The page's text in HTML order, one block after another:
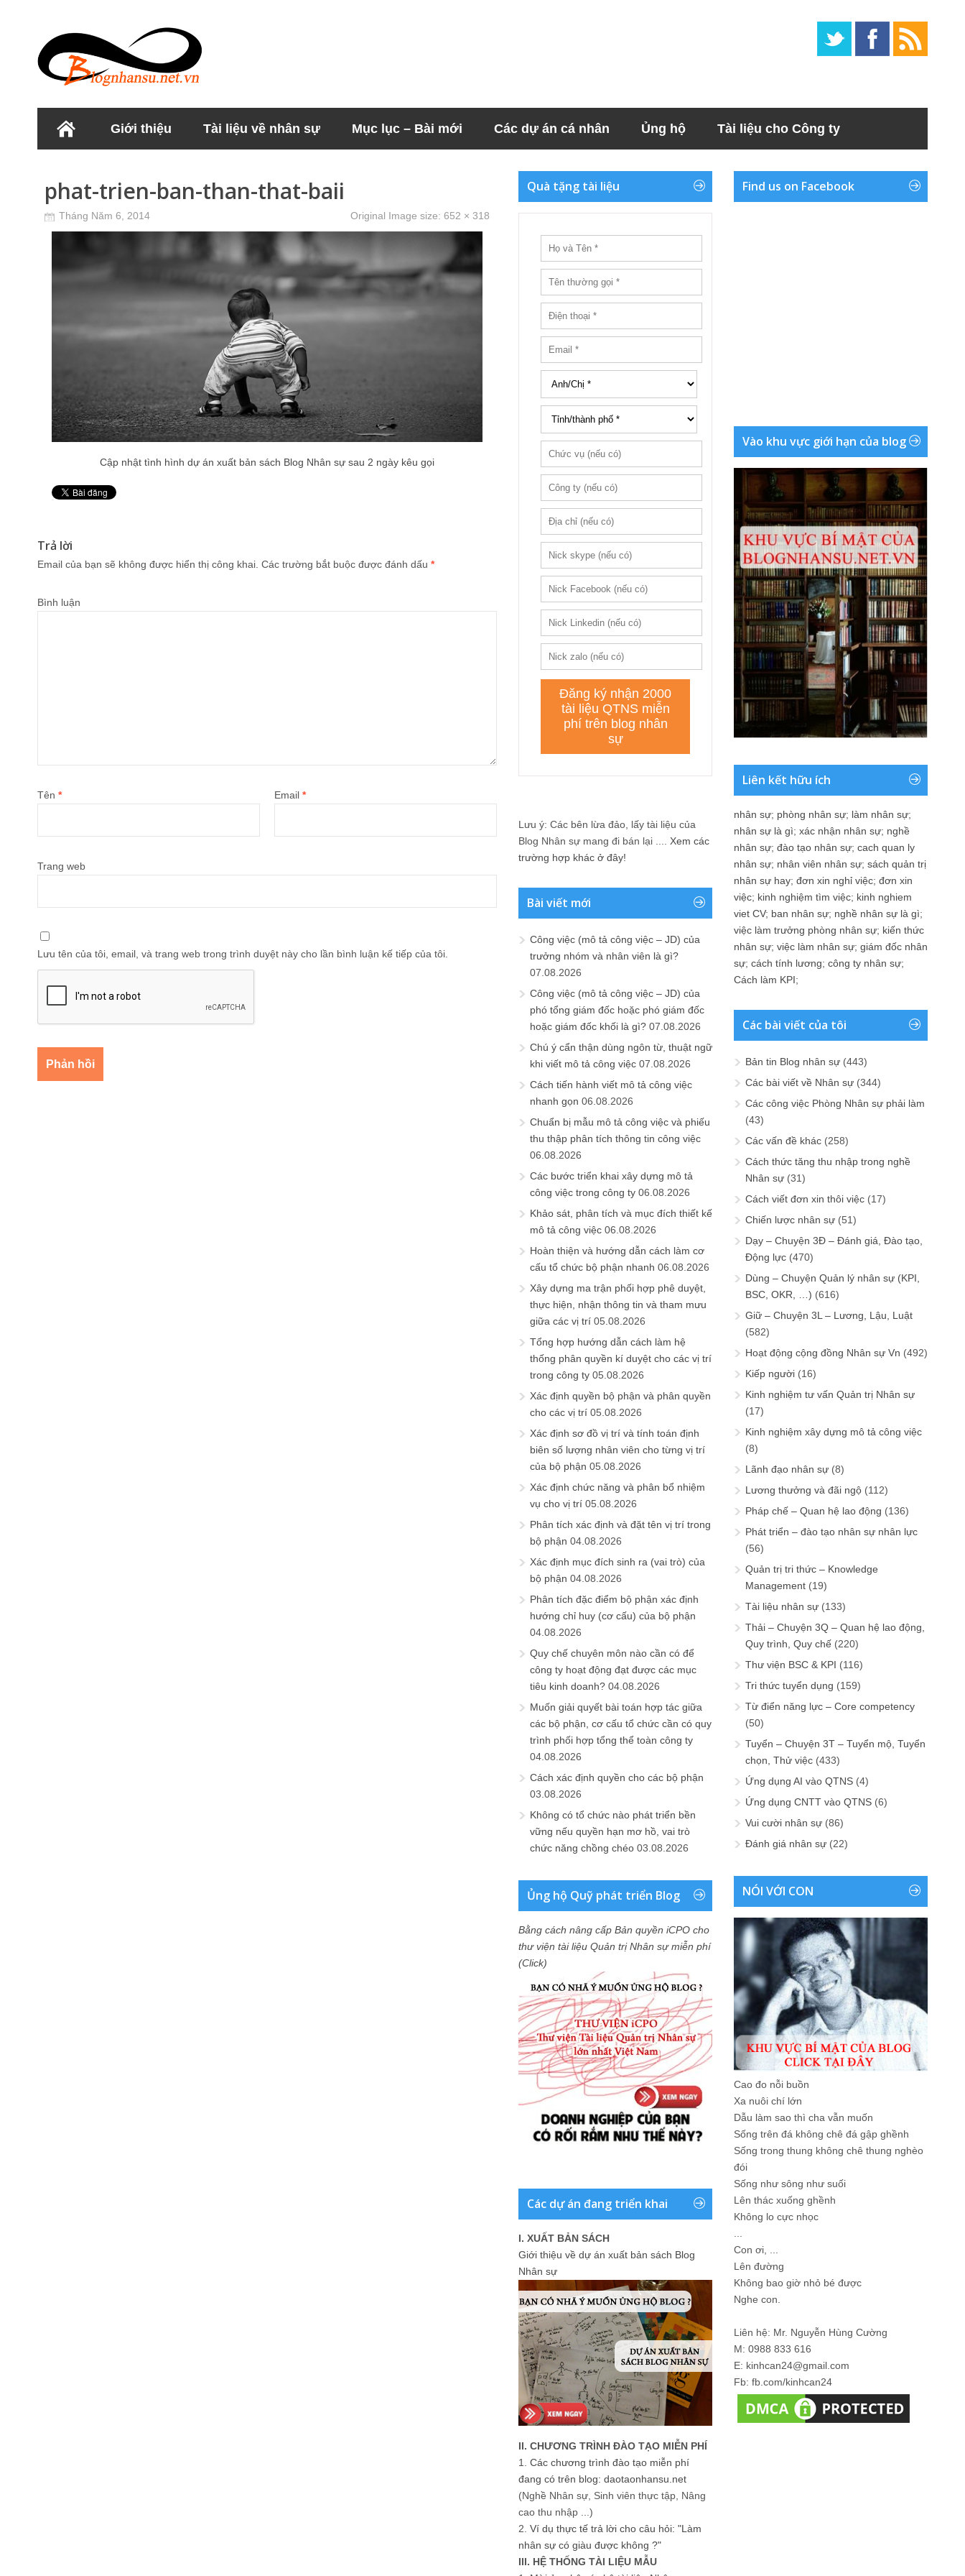
Giới thiệu Tài liệu về nhân sự Mục lục – Bài mới Các dự án cá nhân Ủng hộ Tài liệu cho Công ty
phat-trien-ban-than-that-baii
Tháng Năm 6, 2014 Original Image size: 652 × 318
Cập nhật tình hình dự án xuất bản sách Blog Nhân sự sau 2 ngày kêu gọi
Trả lời
Email của bạn sẽ không được hiển thị công khai. Các trường bắt buộc được đánh dấu *
Bình luận
Tên * Email *
Trang web
Lưu tên của tôi, email, và trang web trong trình duyệt này cho lần bình luận kế tiếp của tôi.
Quà tặng tài liệu
Lưu ý: Các bên lừa đảo, lấy tài liệu của
Blog Nhân sự mang đi bán lại .... Xem các
trường hợp khác ở đây!
Bài viết mới
Công việc (mô tả công việc – JD) của
trưởng nhóm và nhân viên là gì?
07.08.2026
Công việc (mô tả công việc – JD) của
phó tổng giám đốc hoặc phó giám đốc
hoặc giám đốc khối là gì? 07.08.2026
Chú ý cẩn thận dùng ngôn từ, thuật ngữ
khi viết mô tả công việc 07.08.2026
Cách tiến hành viết mô tả công việc
nhanh gọn 06.08.2026
Chuẩn bị mẫu mô tả công việc và phiếu
thu thập phân tích thông tin công việc
06.08.2026
Các bước triển khai xây dựng mô tả
công việc trong công ty 06.08.2026
Khảo sát, phân tích và mục đích thiết kế
mô tả công việc 06.08.2026
Hoàn thiện và hướng dẫn cách làm cơ
cấu tổ chức bộ phận nhanh 06.08.2026
Xây dựng ma trận phối hợp phê duyệt,
thực hiện, nhận thông tin và tham mưu
giữa các vị trí 05.08.2026
Tổng hợp hướng dẫn cách làm hệ
thống phân quyền kí duyệt cho các vị trí
trong công ty 05.08.2026
Xác định quyền bộ phận và phân quyền
cho các vị trí 05.08.2026
Xác định sơ đồ vị trí và tính toán định
biên số lượng nhân viên cho từng vị trí
của bộ phận 05.08.2026
Xác định chức năng và phân bổ nhiệm
vụ cho vị trí 05.08.2026
Phân tích xác định và đặt tên vị trí trong
bộ phận 04.08.2026
Xác định mục đích sinh ra (vai trò) của
bộ phận 04.08.2026
Phân tích đặc điểm bộ phận xác định
hướng chỉ huy (cơ cấu) của bộ phận
04.08.2026
Quy chế chuyên môn nào cần có để
công ty hoạt động đạt được các mục
tiêu kinh doanh? 04.08.2026
Muốn giải quyết bài toán hợp tác giữa
các bộ phận, cơ cấu tổ chức cần có quy
trình phối hợp tổng thể toàn công ty
04.08.2026
Cách xác định quyền cho các bộ phận
03.08.2026
Không có tổ chức nào phát triển bền
vững nếu quyền hạn mơ hồ, vai trò
chức năng chồng chéo 03.08.2026
Ủng hộ Quỹ phát triển Blog
Bằng cách nâng cấp Bản quyền iCPO cho
thư viện tài liệu Quản trị Nhân sự miễn phí
(Click)
Các dự án đang triển khai
I. XUẤT BẢN SÁCH
Giới thiệu về dự án xuất bản sách Blog
Nhân sự
II. CHƯƠNG TRÌNH ĐÀO TẠO MIỄN PHÍ
1. Các chương trình đào tạo miễn phí
đang có trên blog: daotaonhansu.net
(Nghề Nhân sự, Sinh viên thực tập, Nâng
cao thu nhập ...)
2. Ví dụ thực tế trả lời cho câu hỏi: "Làm
nhân sự có giàu được không ?"
III. HỆ THỐNG TÀI LIỆU MẪU
Find us on Facebook
Vào khu vực giới hạn của blog
Liên kết hữu ích
nhân sự; phòng nhân sự; làm nhân sự;
nhân sự là gì; xác nhận nhân sự; nghề
nhân sự; đào tạo nhân sự; cach quan ly
nhân sự; nhân viên nhân sự; sách quản trị
nhân sự hay; đơn xin nghỉ việc; đơn xin
việc; kinh nghiệm tìm việc; kinh nghiem
viet CV; ban nhân sự; nghề nhân sự là gì;
việc làm trưởng phòng nhân sự; kiến thức
nhân sự; việc làm nhân sự; giám đốc nhân
sự; cách tính lương; công ty nhân sự;
Cách làm KPI;
Các bài viết của tôi
Bản tin Blog nhân sự (443)
Các bài viết về Nhân sự (344)
Các công việc Phòng Nhân sự phải làm
(43)
Các vấn đề khác (258)
Cách thức tăng thu nhập trong nghề
Nhân sự (31)
Cách viết đơn xin thôi việc (17)
Chiến lược nhân sự (51)
Dạy – Chuyện 3Đ – Đánh giá, Đào tạo,
Động lực (470)
Dùng – Chuyện Quản lý nhân sự (KPI,
BSC, OKR, …) (616)
Giữ – Chuyện 3L – Lương, Lậu, Luật
(582)
Hoạt động cộng đồng Nhân sự Vn (492)
Kiếp người (16)
Kinh nghiệm tư vấn Quản trị Nhân sự
(17)
Kinh nghiệm xây dựng mô tả công việc
(8)
Lãnh đạo nhân sự (8)
Lương thưởng và đãi ngộ (112)
Pháp chế – Quan hệ lao động (136)
Phát triển – đào tạo nhân sự nhân lực
(56)
Quản trị tri thức – Knowledge
Management (19)
Tài liệu nhân sự (133)
Thải – Chuyện 3Q – Quan hệ lao động,
Quy trình, Quy chế (220)
Thư viện BSC & KPI (116)
Tri thức tuyển dụng (159)
Từ điển năng lực – Core competency
(50)
Tuyển – Chuyện 3T – Tuyển mộ, Tuyển
chọn, Thử việc (433)
Ứng dụng AI vào QTNS (4)
Ứng dụng CNTT vào QTNS (6)
Vui cười nhân sự (86)
Đánh giá nhân sự (22)
NÓI VỚI CON
Cao đo nỗi buồn
Xa nuôi chí lớn
Dẫu làm sao thì cha vẫn muốn
Sống trên đá không chê đá gập ghềnh
Sống trong thung không chê thung nghèo
đói
Sống như sông như suối
Lên thác xuống ghềnh
Không lo cực nhọc
Con ơi, ...
Lên đường
Không bao giờ nhỏ bé được
Nghe con.
Liên hệ: Mr. Nguyễn Hùng Cường
M: 0988 833 616
E: kinhcan24@gmail.com
Fb: fb.com/kinhcan24